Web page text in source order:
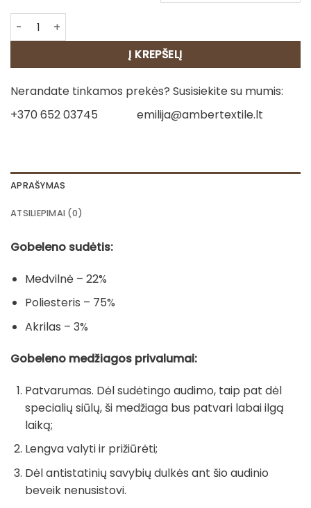
produkto kiekis: Dvipusė gobeleno pagalvėlė – Kolibrių
Į KREPŠELĮ
Nerandate tinkamos prekės? Susisiekite su mumis:
+370 652 03745
emilija@ambertextile.lt
APRAŠYMAS
ATSILIEPIMAI (0)
Gobeleno sudėtis:
Medvilnė – 22%
Poliesteris – 75%
Akrilas – 3%
Gobeleno medžiagos privalumai:
Patvarumas. Dėl sudėtingo audimo, taip pat dėl
specialių siūlų, ši medžiaga bus patvari labai ilgą
laiką;
Lengva valyti ir prižiūrėti;
Dėl antistatinių savybių dulkės ant šio audinio
beveik nenusistovi.